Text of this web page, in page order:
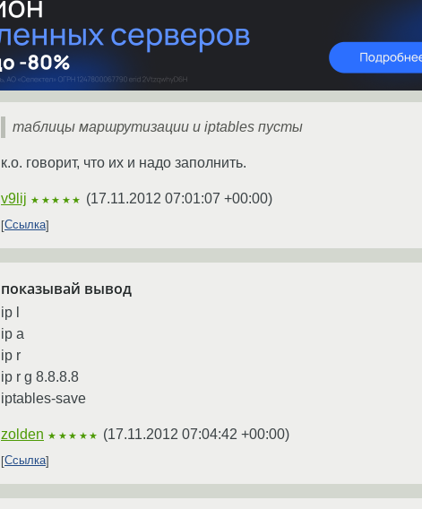
таблицы маршрутизации и iptables пусты
к.о. говорит, что их и надо заполнить.
v9lij ★★★★★ (17.11.2012 07:01:07 +00:00)
Ссылка
показывай вывод
ip l
ip a
ip r
ip r g 8.8.8.8
iptables-save
zolden ★★★★★ (17.11.2012 07:04:42 +00:00)
Ссылка